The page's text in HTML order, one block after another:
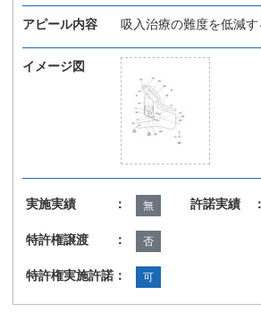
アピール内容 吸入治療の難度を低減
イメージ図
実施実績 ： 無 許諾実績 ：
特許権譲渡 ： 否
特許権実施許諾： 可